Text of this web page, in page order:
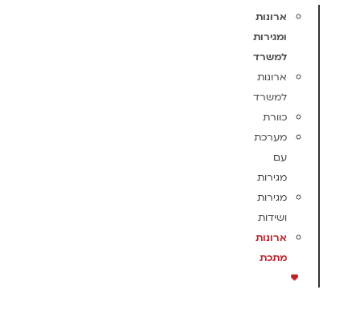
ארונות
ומגירות
למשרד
ארונות
למשרד
כוורת
מערכת
עם
מגירות
מגירות
ושידות
ארונות
מתכת